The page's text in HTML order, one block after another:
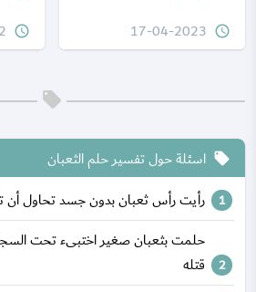
query_builder
17-04-2023
query_builder
local_offer اسئلة حول تفسير حلم الثعبان
رأيت رأس ثعبان بدون جسد تحاول أن
حلمت بثعبان صغير اختبىء تحت
قتله